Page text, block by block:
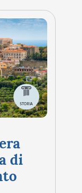
2026
- Gaeta -
-
di
DI PIÙ